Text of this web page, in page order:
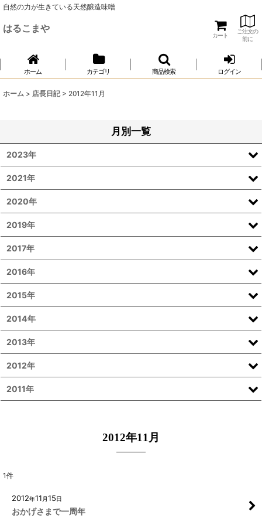
自然の力が生きている天然醸造味噌
はるこまや
カート
ご注文の
前に
ホーム カテゴリ 商品検索 ログイン
ホーム > 店長日記 > 2012年11月
2012年11月
1件
2012年11 月15日
おかげさまで一周年
月別一覧
2023年
2021年
2020年
2019年
2017年
2016年
2015年
2014年
2013年
2012年
2011年